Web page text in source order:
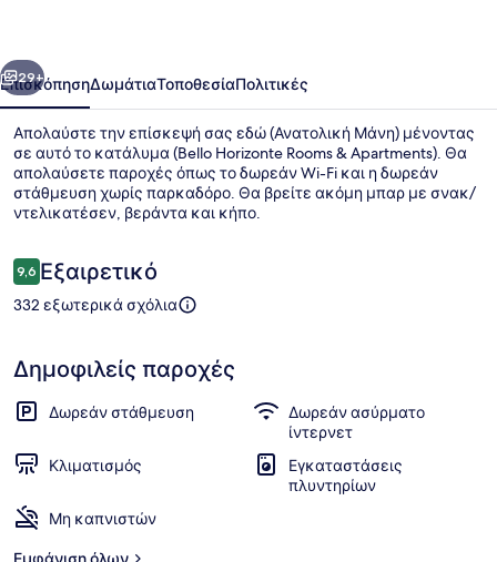
Επόμενο
29+
ΕπισκόπησηΔωμάτιαΤοποθεσίαΠολιτικές
Απολαύστε την επίσκεψή σας εδώ (Ανατολική Μάνη) μένοντας
σε αυτό το κατάλυμα (Bello Horizonte Rooms & Apartments). Θα
απολαύσετε παροχές όπως το δωρεάν Wi-Fi και η δωρεάν
στάθμευση χωρίς παρκαδόρο. Θα βρείτε ακόμη μπαρ με σνακ/
ντελικατέσεν, βεράντα και κήπο.
Σχόλια
9,69,6 στα 10
Εξαιρετικό
332 εξωτερικά σχόλια
Δημοφιλείς παροχές
Δωρεάν στάθμευση
Δωρεάν ασύρματο
ίντερνετ
Κλιματισμός
Εγκαταστάσεις
πλυντηρίων
Μη καπνιστών